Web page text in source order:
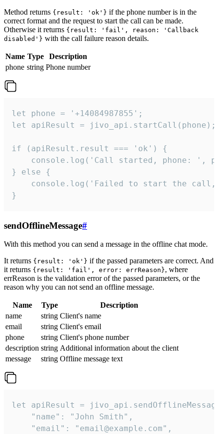
Method returns {result: 'ok'} if the phone number is in the
correct format and the request to start the call can be made.
Otherwise it returns {result: 'fail', reason: 'Callback
disabled'} with the call failure reason details.
Name Type
Description
phone string Phone number
let phone = '+14084987855';
let apiResult = jivo_api.startCall(phone);
if (apiResult.result === 'ok') {
console.log('Call started, phone: ',
} else {
console.log('Failed to start the
}
sendOfflineMessage#
With this method you can send a message in the offline chat mode.
It returns {result: 'ok'} if the passed parameters are correct. And
it returns {result: 'fail', error: errReason}, where
errReason is the validation error of the passed parameters, or the
reason why you can not send an offline message.
Name Type
Description
name
string Client's name
email
string Client's email
phone
string Client's phone number
description string Additional information about the client
message
string Offline message text
let apiResult =
    "name": "John Smith",
    "email": "email@example.com",